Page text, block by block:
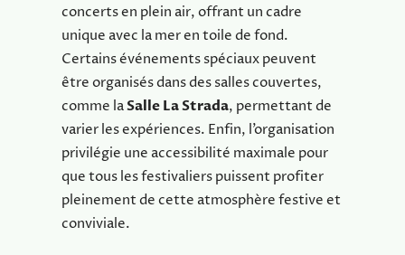
concerts en plein air, offrant un cadre
unique avec la mer en toile de fond.
Certains événements spéciaux peuvent
être organisés dans des salles couvertes,
comme laSalle La Strada, permettant de
varier les expériences. Enfin, l’organisation
privilégie une accessibilité maximale pour
que tous les festivaliers puissent profiter
pleinement de cette atmosphère festive et
conviviale.